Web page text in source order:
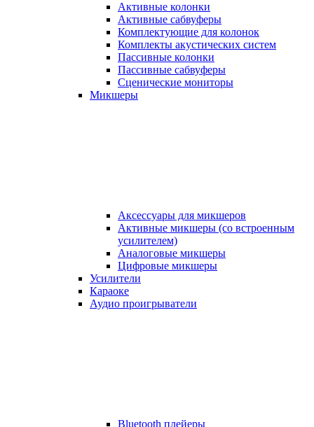
Активные колонки
Активные сабвуферы
Комплектующие для колонок
Комплекты акустических систем
Пассивные колонки
Пассивные сабвуферы
Сценические мониторы
Микшеры
Аксессуары для микшеров
Активные микшеры (со встроенным
усилителем)
Аналоговые микшеры
Цифровые микшеры
Усилители
Караоке
Аудио проигрыватели
Bluetooth плейеры